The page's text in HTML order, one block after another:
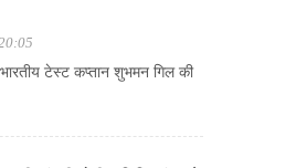
टेस्ट कप्तान शुभमन गिल की